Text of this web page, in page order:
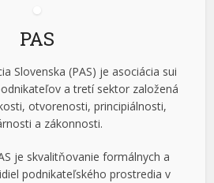
PAS
Slovenska (PAS) je asociácia sui
a tretí sektor založená
otvorenosti, principiálnosti,
a zákonnosti.
je skvalitňovanie formálnych a
podnikateľského prostredia v